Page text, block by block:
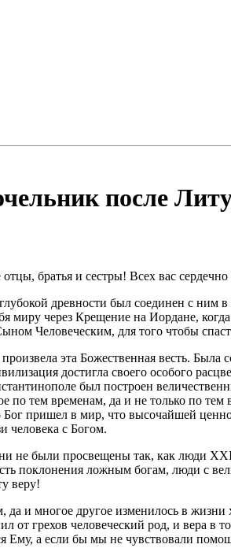
после
братья и сестры! Всех вас
древности был соединен с
через Крещение на Иордане,
Человеческим, для того чтобы
эта Божественная весть. Была
достигла своего особого
был построен
тем временам, да и не только по
пришел в мир, что высочайшей
человека с Богом.
не были просвещены так, как люди
поклонения ложным богам, люди с
веру!
и многое другое изменилось в
от грехов человеческий род, и вера
Ему, а если бы мы не чувствовали